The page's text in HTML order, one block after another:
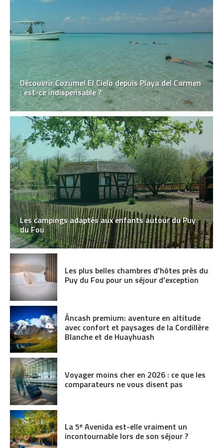
Découvrir Cozumel El Cielo depuis Playa del Carmen
: est-ce indispensable ?
Les campings adaptés aux enfants autour du Puy
du Fou
Les plus belles chambres d’hôtes près du
Puy du Fou pour un séjour d’exception
Áncash premium: aventure en altitude
avec confort et paysages de la Cordillère
Blanche et de Huayhuash
Voyager moins cher en 2026 : ce que les
comparateurs ne vous disent pas
La 5ᵉ Avenida est-elle vraiment un
incontournable lors de son séjour ?